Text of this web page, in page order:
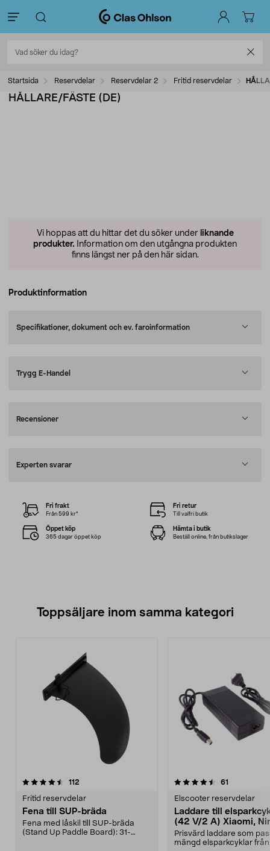
Startsida Reservdelar Reservdelar 2 Fritid reservdelar
HÅLLARE/FÄSTE (DE)
Vi hoppas att du hittar det du söker under liknande
produkter. Information om den utgångna produkten
finns längst ner på den här sidan.
Produktinformation
Specifikationer, dokument och ev. faroinformation
Trygg E-Handel
Recensioner
Experten svarar
Fri frakt
Från 599 kr*
Fri retur
Till valfri butik
Öppet köp
365 dagar öppet köp
Hämta i butik
Beställ online, från butikslager
Toppsäljare inom samma kategori
112
Fritid reservdelar
Fena till SUP-bräda
Fena med låskil till SUP-bräda
(Stand Up Paddle Board): 31-
4.5 av 5 stjärnor 61
Elscooter reservdelar
Laddare till
(42 V/2 A) Xiaomi,
E-Way m.fl.
Prisvärd laddare som
mängd elsparkcyklar från
4.5 av 5 stjärnor